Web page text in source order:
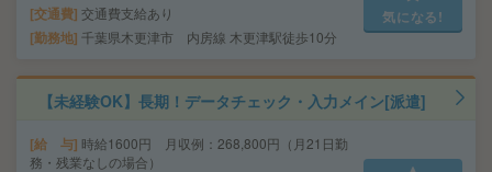
交通費 交通費支給あり
勤務地 千葉県木更津市 内房線 木更津駅徒歩10分
気になる!
【未経験OK】長期！データチェック・入力メイン[派遣]
給 与 時給1600円 月収例：268,800円（月21日勤
務・残業なしの場合）